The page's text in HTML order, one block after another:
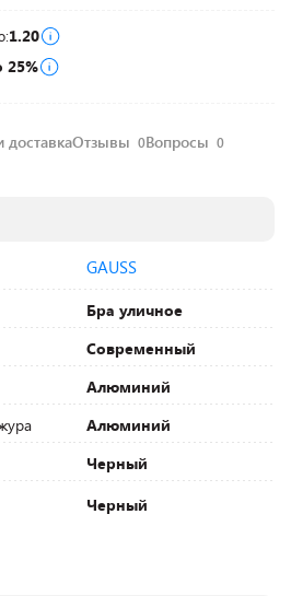
1.20
25%
доставкаОтзывы 0Вопросы 0
GAUSS
Бра уличное
Современный
Алюминий
Алюминий
Черный
Черный